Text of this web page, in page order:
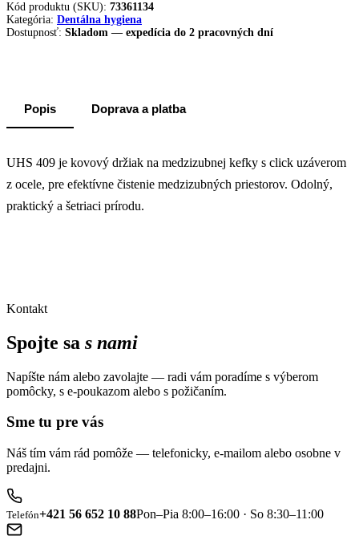
Kód produktu (SKU): 73361134
Kategória: Dentálna hygiena
Dostupnosť: Skladom — expedícia do 2 pracovných dní
Popis Doprava a platba
UHS 409 je kovový držiak na medzizubnej kefky s click uzáverom
z ocele, pre efektívne čistenie medzizubných priestorov. Odolný,
praktický a šetriaci prírodu.
Kontakt
Spojte sa s nami
Napíšte nám alebo zavolajte — radi vám poradíme s výberom
pomôcky, s e-poukazom alebo s požičaním.
Sme tu pre vás
Náš tím vám rád pomôže — telefonicky, e-mailom alebo osobne v
predajni.
Telefón+421 56 652 10 88Pon–Pia 8:00–16:00 · So 8:30–11:00